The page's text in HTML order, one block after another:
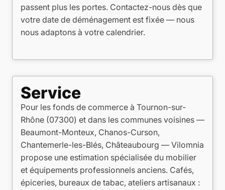
passent plus les portes. Contactez-nous dès que
votre date de déménagement est fixée — nous
nous adaptons à votre calendrier.
Service
Pour les fonds de commerce à Tournon-sur-
Rhône (07300) et dans les communes voisines —
Beaumont-Monteux, Chanos-Curson,
Chantemerle-les-Blés, Châteaubourg — Vilomnia
propose une estimation spécialisée du mobilier
et équipements professionnels anciens. Cafés,
épiceries, bureaux de tabac, ateliers artisanaux :